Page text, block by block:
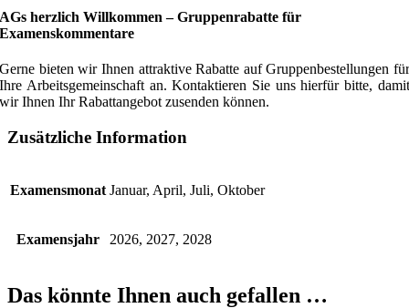
AGs herzlich Willkommen – Gruppenrabatte für
Examenskommentare
Gerne bieten wir Ihnen attraktive Rabatte auf Gruppenbestellungen für
Ihre Arbeitsgemeinschaft an. Kontaktieren Sie uns hierfür bitte, damit
wir Ihnen Ihr Rabattangebot zusenden können.
Zusätzliche Information
Examensmonat Januar, April, Juli, Oktober
Examensjahr 2026, 2027, 2028
Das könnte Ihnen auch gefallen …